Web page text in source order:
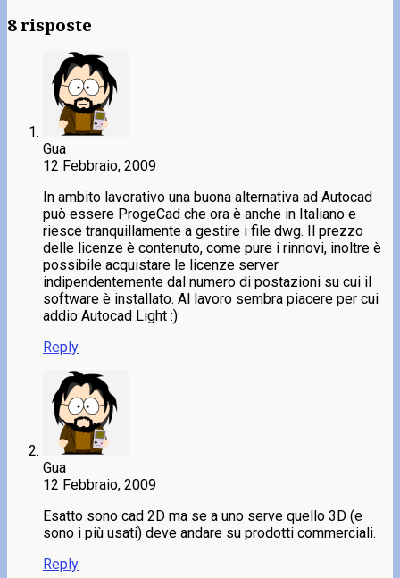
8 risposte
Gua
12 Febbraio, 2009
In ambito lavorativo una buona alternativa ad Autocad
può essere ProgeCad che ora è anche in Italiano e
riesce tranquillamente a gestire i file dwg. Il prezzo
delle licenze è contenuto, come pure i rinnovi, inoltre è
possibile acquistare le licenze server
indipendentemente dal numero di postazioni su cui il
software è installato. Al lavoro sembra piacere per cui
addio Autocad Light :)
Reply
Gua
12 Febbraio, 2009
Esatto sono cad 2D ma se a uno serve quello 3D (e
sono i più usati) deve andare su prodotti commerciali.
Reply